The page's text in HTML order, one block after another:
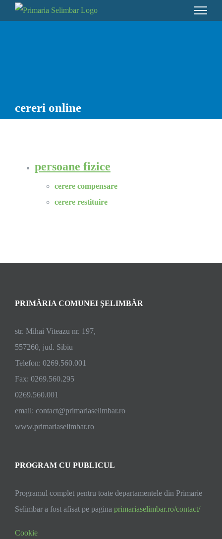
to
cereri online
persoane fizice
cerere compensare
cerere restituire
PRIMĂRIA COMUNEI ŞELIMBĂR
str. Mihai Viteazu nr. 197,
557260, jud. Sibiu
Telefon: 0269.560.001
Fax: 0269.560.295
0269.560.001
email: contact@primariaselimbar.ro
www.primariaselimbar.ro
PROGRAM CU PUBLICUL
Programul complet pentru toate departamentele din Primarie
Selimbar a fost afisat pe pagina primariaselimbar.ro/contact/
Cookie